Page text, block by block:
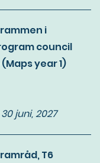
i
council
year 1)
juni, 2027
T6